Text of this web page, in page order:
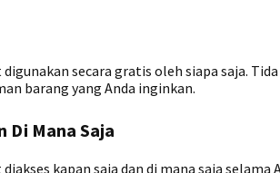
secara gratis oleh siapa saja.
barang yang Anda inginkan.
Di Mana Saja
kapan saja dan di mana saja